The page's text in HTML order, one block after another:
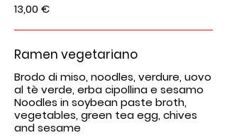
13,00 €
Ramen vegetariano
Brodo di miso, noodles, verdure, uovo
al tè verde, erba cipollina e sesamo
Noodles in soybean paste broth,
vegetables, green tea egg, chives
and sesame